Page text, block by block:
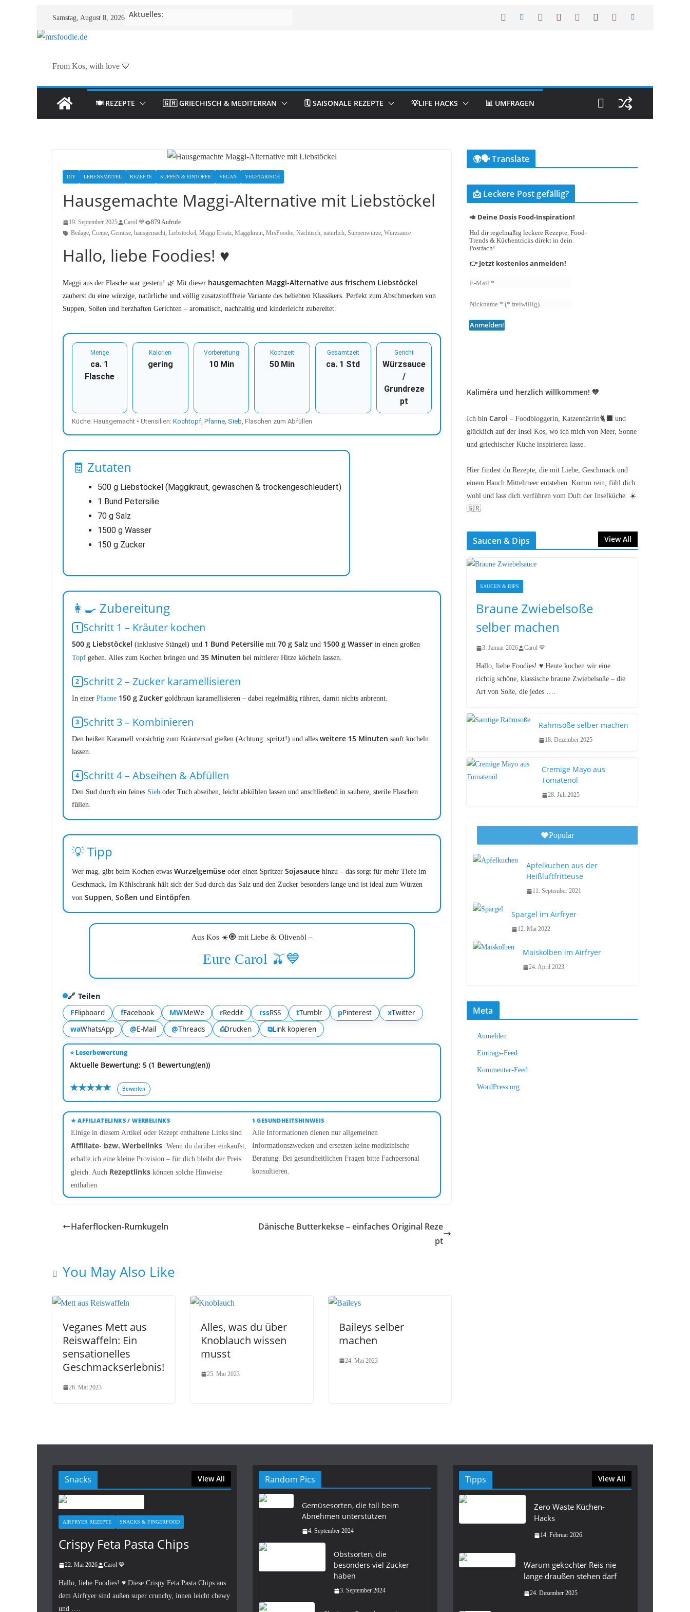
springen
Samstag, August 8, 2026 Aktuelles:
From Kos, with love 💙
🍽️ REZEPTE 🇬🇷 GRIECHISCH & MEDITERRAN 🗓️ SAISONALE REZEPTE 💡LIFE HACKS 📊 UMFRAGEN
DIY LEBENSMITTEL REZEPTE SUPPEN & EINTÖPFE VEGAN VEGETARISCH
Hausgemachte Maggi-Alternative mit Liebstöckel
19. September 2025 Carol 💙
879 Aufrufe
Beilage, Creme, Gemüse, hausgemacht, Liebstöckel, Maggi Ersatz, Maggikraut, MrsFoodie, Nachtisch, natürlich, Suppenwürze, Würzsauce
Hallo, liebe Foodies! ♥︎
Maggi aus der Flasche war gestern! 🌿 Mit dieser hausgemachten Maggi-Alternative aus frischem Liebstöckel
zauberst du eine würzige, natürliche und völlig zusatzstofffreie Variante des beliebten Klassikers. Perfekt zum Abschmecken von
Suppen, Soßen und herzhaften Gerichten – aromatisch, nachhaltig und kinderleicht zubereitet.
Menge
ca. 1
Flasche
Kalorien
gering
Vorbereitung
10 Min
Kochzeit
50 Min
Gesamtzeit
ca. 1 Std
Gericht
Würzsauce
/
Grundreze
pt
Küche: Hausgemacht • Utensilien: Kochtopf, Pfanne, Sieb , Flaschen zum Abfüllen
🧾 Zutaten
500 g Liebstöckel (Maggikraut, gewaschen & trockengeschleudert)
1 Bund Petersilie
70 g Salz
1500 g Wasser
150 g Zucker
👩‍🍳 Zubereitung
Schritt 1 – Kräuter kochen
500 g Liebstöckel (inklusive Stängel) und 1 Bund Petersiliemit 70 g Salz und 1500 g Wasserin einen großen
Topfgeben. Alles zum Kochen bringen und 35 Minuten bei mittlerer Hitze köcheln lassen.
Schritt 2 – Zucker karamellisieren
In einer Pfanne 150 g Zuckergoldbraun karamellisieren – dabei regelmäßig rühren, damit nichts anbrennt.
Schritt 3 – Kombinieren
Den heißen Karamell vorsichtig zum Kräutersud gießen (Achtung: spritzt!) und alles weitere 15 Minuten sanft köcheln
lassen.
Schritt 4 – Abseihen & Abfüllen
Den Sud durch ein feines Sieboder Tuch abseihen, leicht abkühlen lassen und anschließend in saubere, sterile Flaschen
füllen.
💡 Tipp
Wer mag, gibt beim Kochen etwas Wurzelgemüseoder einen Spritzer Sojasaucehinzu – das sorgt für mehr Tiefe im
Geschmack. Im Kühlschrank hält sich der Sud durch das Salz und den Zucker besonders lange und ist ideal zum Würzen
von Suppen, Soßen und Eintöpfen
Aus Kos ☀️🧿 mit Liebe & Olivenöl –
Eure Carol 🫒💙
🔗 Teilen
FFlipboard fFacebook MWMeWe rReddit rssRSS tTumblr pPinterest xTwitter
waWhatsApp @E-Mail @Threads ⎙Drucken ⧉Link kopieren
⭐ Leserbewertung
Aktuelle Bewertung: 5 (1 Bewertung(en))
★★★★★ Bewerten
★ AFFILIATELINKS / WERBELINKS
Einige in diesem Artikel oder Rezept enthaltene Links sind
Affiliate- bzw. Werbelinks. Wenn du darüber einkaufst,
erhalte ich eine kleine Provision – für dich bleibt der Preis
gleich. Auch Rezeptlinkskönnen solche Hinweise
enthalten.
⚕️ GESUNDHEITSHINWEIS
Alle Informationen dienen nur allgemeinen
Informationszwecken und ersetzen keine medizinische
Beratung. Bei gesundheitlichen Fragen bitte Fachpersonal
konsultieren.
Haferflocken-Rumkugeln
Dänische Butterkekse – einfaches Original Reze
pt
You May Also Like
Veganes Mett aus
Reiswaffeln: Ein
sensationelles
Geschmackserlebnis!
26. Mai 2023
Alles, was du über
Knoblauch wissen
musst
25. Mai 2023
Baileys selber
machen
24. Mai 2023
🌍🗣️ Translate
📩 Leckere Post gefällig?
🥑 Deine Dosis Food-Inspiration!
Hol dir regelmäßig leckere Rezepte, Food-
Trends & Küchentricks direkt in dein
Postfach!
👉 Jetzt kostenlos anmelden!
Kaliméra und herzlich willkommen! 💙
Ich bin Carol – Foodbloggerin, Katzennärrin🐈‍⬛ und
glücklich auf der Insel Kos, wo ich mich von Meer, Sonne
und griechischer Küche inspirieren lasse.
Hier findest du Rezepte, die mit Liebe, Geschmack und
einem Hauch Mittelmeer entstehen. Komm rein, fühl dich
wohl und lass dich verführen vom Duft der Inselküche. ☀️
🇬🇷
Saucen & Dips View All
SAUCEN & DIPS
Braune Zwiebelsoße
selber machen
3. Januar 2026 Carol 💙
Hallo, liebe Foodies! ♥︎ Heute kochen wir eine
richtig schöne, klassische braune Zwiebelsoße – die
Art von Soße, die jedes ….
Rahmsoße selber machen
18. Dezember 2025
Cremige Mayo aus
Tomatenöl
28. Juli 2025
Popular
Apfelkuchen aus der
Heißluftfritteuse
11. September 2021
Spargel im Airfryer
12. Mai 2022
Maiskolben im Airfryer
24. April 2023
Meta
Anmelden
Eintrags-Feed
Kommentar-Feed
WordPress.org
Snacks View All
AIRFRYER REZEPTE SNACKS & FINGERFOOD
Crispy Feta Pasta Chips
22. Mai 2026 Carol 💙
Hallo, liebe Foodies! ♥︎ Diese Crispy Feta Pasta Chips aus
dem Airfryer sind außen super crunchy, innen leicht chewy
und ….
Random Pics
Gemüsesorten, die toll beim
Abnehmen unterstützen
4. September 2024
Obstsorten, die
besonders viel Zucker
haben
3. September 2024
Tipps View All
Zero Waste Küchen-
Hacks
14. Februar 2026
Warum gekochter Reis nie
lange draußen stehen darf
24. Dezember 2025